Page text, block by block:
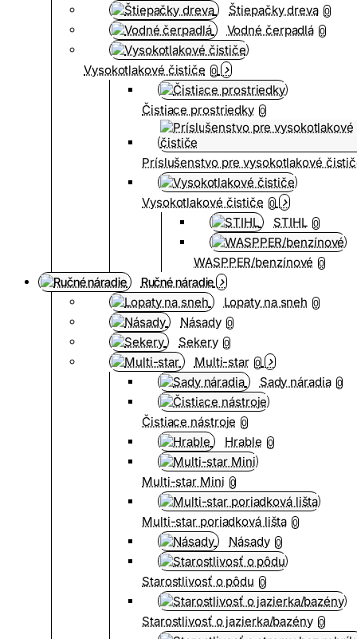
Štiepačky dreva 0
Vodné čerpadlá 0
Vysokotlakové čističe 0
Čistiace prostriedky 0
Príslušenstvo pre vysokotlakové
Vysokotlakové čističe 0
STIHL 0
WASPPER/benzínové 0
Ručné náradie
Lopaty na sneh 0
Násady 0
Sekery 0
Multi-star 0
Sady náradia 0
Čistiace nástroje 0
Hrable 0
Multi-star Mini 0
Multi-star poriadková lišta 0
Násady 0
Starostlivosť o pôdu 0
Starostlivosť o jazierka/bazény 0